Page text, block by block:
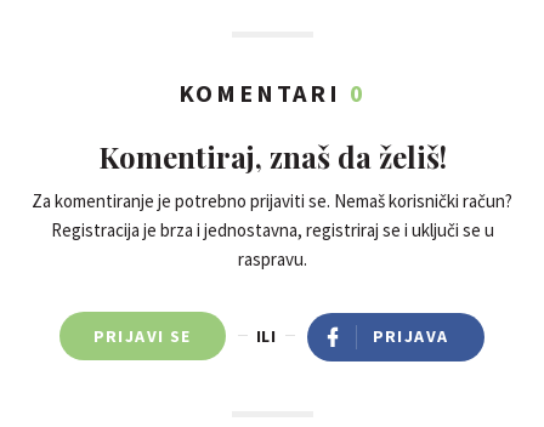
KOMENTARI 0
Komentiraj, znaš da želiš!
Za komentiranje je potrebno prijaviti se. Nemaš korisnički račun?
Registracija je brza i jednostavna, registriraj se i uključi se u
raspravu.
PRIJAVI SE ILI PRIJAVA